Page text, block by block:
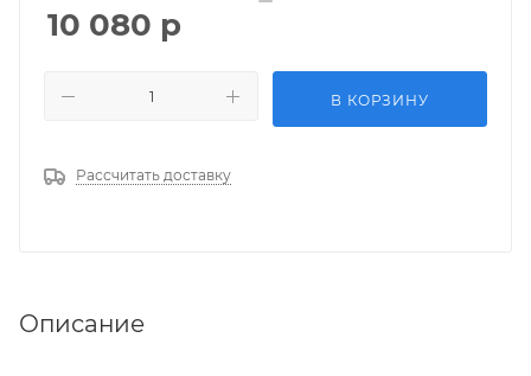
10 080 р
В КОРЗИНУ
Рассчитать доставку
Описание